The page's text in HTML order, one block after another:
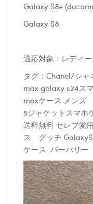
Galaxy S8+
Galaxy S8
適応対象：レディ
タグ：Chanel/シャ
max galaxy s24ス
maxケース メンズ
5ジャケットスマ
送料無料 セレブ愛
ス グッチ
ケース バーバリ